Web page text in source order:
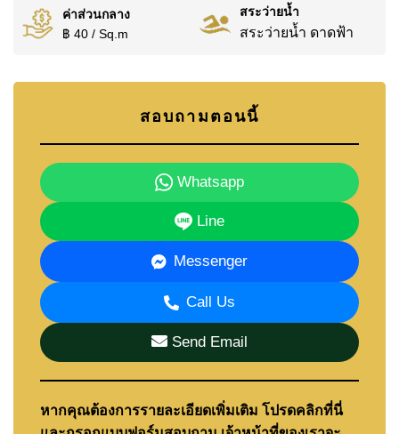
ค่าส่วนกลาง
฿ 40 / Sq.m
สระว่ายน้ำ
สระว่ายน้ำ ดาดฟ้า
สอบถามตอนนี้
Whatsapp
Line
Messenger
Call Us
Send Email
หากคุณต้องการรายละเอียดเพิ่มเติม โปรดคลิกที่นี่